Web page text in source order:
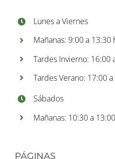
Lunes a Viernes
Mañanas: 9:00 a 13:30
Tardes Invierno: 16:00
Tardes Verano: 17:00
Sábados
Mañanas: 10:30 a
PÁGINAS